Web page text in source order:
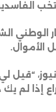
الأموال.
“قيل
إذا